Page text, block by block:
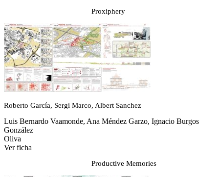
Proxiphery
Roberto García, Sergi Marco, Albert Sanchez
Luis Bernardo Vaamonde, Ana Méndez Garzo, Ignacio Burgos
González
Oliva
Ver ficha
Productive Memories